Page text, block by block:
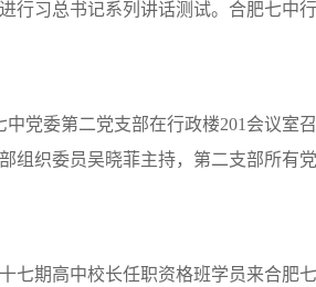
行习总书记系列讲话测试。合肥七中
中党委第二党支部在行政楼201 会议室
组织委员吴晓菲主持，第二支部所有
七期高中校长任职资格班学员来合肥